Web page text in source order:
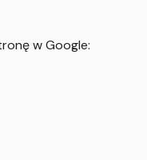
w Google: